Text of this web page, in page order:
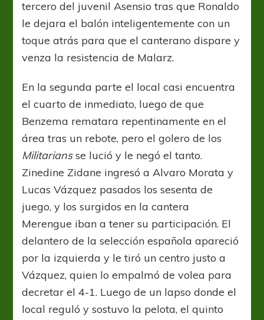
tercero del juvenil Asensio tras que Ronaldo
le dejara el balón inteligentemente con un
toque atrás para que el canterano dispare y
venza la resistencia de Malarz.
En la segunda parte el local casi encuentra
el cuarto de inmediato, luego de que
Benzema rematara repentinamente en el
área tras un rebote, pero el golero de los
Militariansse lució y le negó el tanto.
Zinedine Zidane ingresó a Alvaro Morata y
Lucas Vázquez pasados los sesenta de
juego, y los surgidos en la cantera
Merengue iban a tener su participación. El
delantero de la selección española apareció
por la izquierda y le tiró un centro justo a
Vázquez, quien lo empalmó de volea para
decretar el 4-1. Luego de un lapso donde el
local reguló y sostuvo la pelota, el quinto